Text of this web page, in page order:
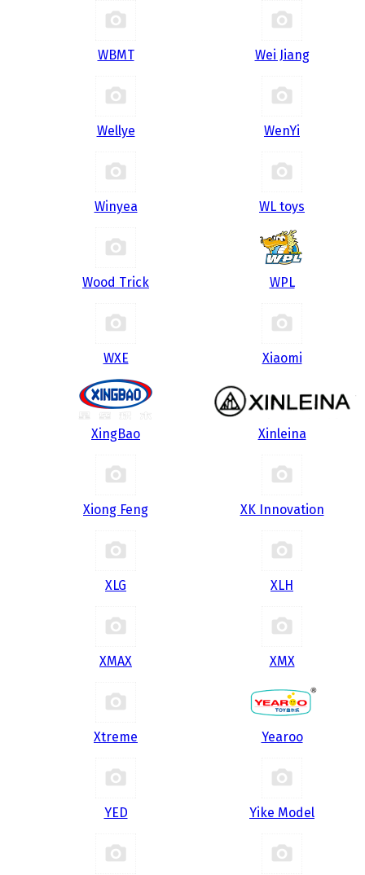
WBMT Wei Jiang
Wellye WenYi
Winyea WL toys
Wood Trick WPL
WXE Xiaomi
XingBao Xinleina
Xiong Feng XK Innovation
XLG XLH
XMAX XMX
Xtreme Yearoo
YED Yike Model